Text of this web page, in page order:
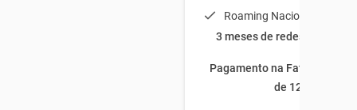
Roaming Nacional
3 meses de redes sociais à
Pagamento na Fatura com
de 12 meses